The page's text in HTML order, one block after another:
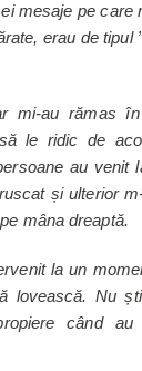
mesaje pe care
erau de tipul
mi-au rămas
le ridic de
au venit
și ulterior
mâna dreaptă.
la un
lovească. Nu
când